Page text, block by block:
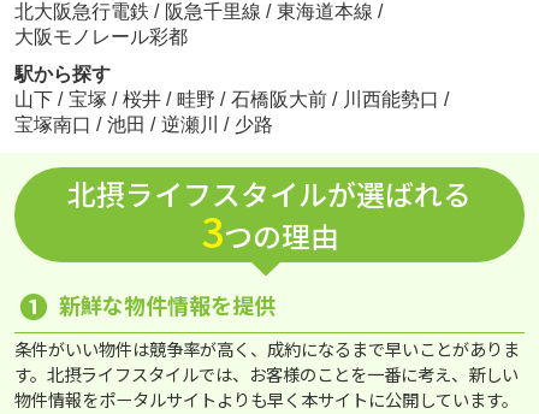
北大阪急行電鉄 / 阪急千里線 / 東海道本線 /
大阪モノレール彩都
駅から探す
山下 / 宝塚 / 桜井 / 畦野 / 石橋阪大前 / 川西能勢口 /
宝塚南口 / 池田 / 逆瀬川 / 少路
北摂ライフスタイルが選ばれる
3つの理由
❶ 新鮮な物件情報を提供
条件がいい物件は競争率が高く、成約になるまで早いことがありま
す。北摂ライフスタイルでは、お客様のことを一番に考え、新しい
物件情報をポータルサイトよりも早く本サイトに公開しています。